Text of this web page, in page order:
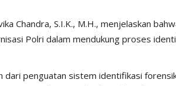
Chandra, S.I.K., M.H., menjelaskan
Polri dalam mendukung proses
dari penguatan sistem identifikasi